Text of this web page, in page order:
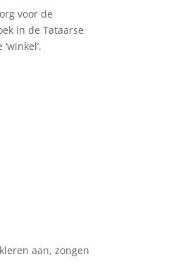
voor de
in de Tataarse
aan, zongen